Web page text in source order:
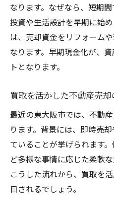
なります。なぜなら、短期
投資や生活設計を早期に始
は、売却資金をリフォーム
なります。早期現金化が、
トとなります。
買取を活かした不動産売却
最近の東大阪市では、不動
ります。背景には、即時売
ていることが挙げられます
ど多様な事情に応じた柔軟
こうした流れから、買取を
目されるでしょう。